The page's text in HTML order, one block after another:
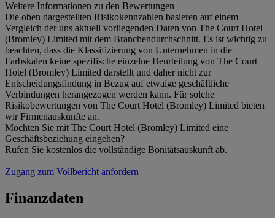
Weitere Informationen zu den Bewertungen
Die oben dargestellten Risikokennzahlen basieren auf einem
Vergleich der uns aktuell vorliegenden Daten von The Court Hotel
(Bromley) Limited mit dem Branchendurchschnitt. Es ist wichtig zu
beachten, dass die Klassifizierung von Unternehmen in die
Farbskalen keine spezifische einzelne Beurteilung von The Court
Hotel (Bromley) Limited darstellt und daher nicht zur
Entscheidungsfindung in Bezug auf etwaige geschäftliche
Verbindungen herangezogen werden kann. Für solche
Risikobewertungen von The Court Hotel (Bromley) Limited bieten
wir Firmenauskünfte an.
Möchten Sie mit The Court Hotel (Bromley) Limited eine
Geschäftsbeziehung eingehen?
Rufen Sie kostenlos die vollständige Bonitätsauskunft ab.
Zugang zum Vollbericht anfordern
Finanzdaten